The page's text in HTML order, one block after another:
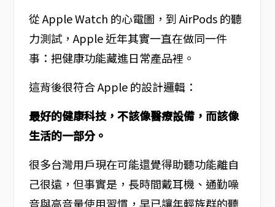
從 Apple Watch 的心電圖，到 AirPods 的聽
力測試，Apple 近年其實一直在做同一件
事：把健康功能藏進日常產品裡。
這背後很符合 Apple 的設計邏輯：
最好的健康科技，不該像醫療設備，而該像
生活的一部分。
很多台灣用戶現在可能還覺得助聽功能離自
己很遠，但事實是，長時間戴耳機、通勤噪
音與高音量使用習慣，早已讓年輕族群的聽